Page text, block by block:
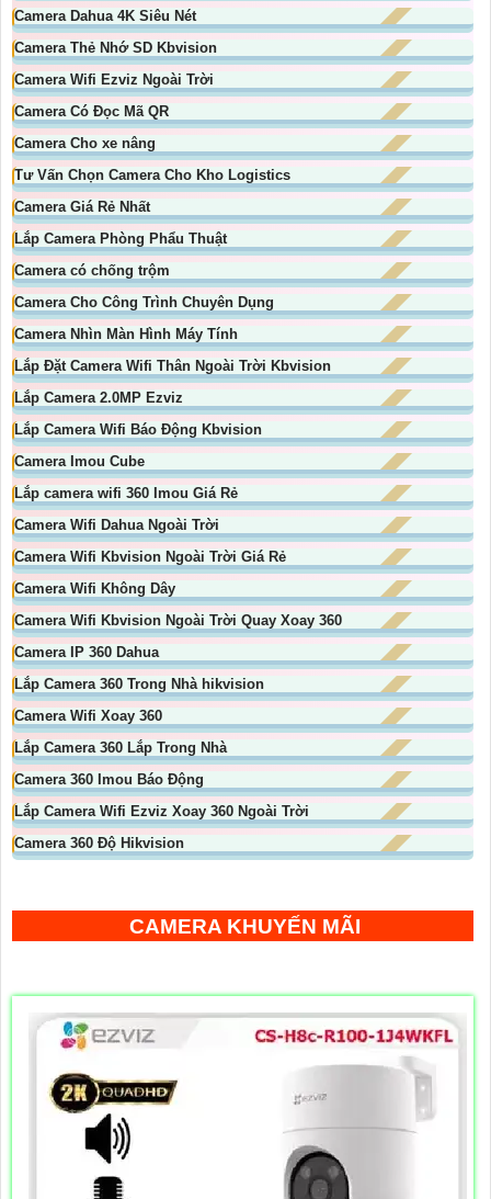
Camera Dahua 4K Siêu Nét
Camera Thẻ Nhớ SD Kbvision
Camera Wifi Ezviz Ngoài Trời
Camera Có Đọc Mã QR
Camera Cho xe nâng
Tư Vấn Chọn Camera Cho Kho Logistics
Camera Giá Rẻ Nhất
Lắp Camera Phòng Phẩu Thuật
Camera có chống trộm
Camera Cho Công Trình Chuyên Dụng
Camera Nhìn Màn Hình Máy Tính
Lắp Đặt Camera Wifi Thân Ngoài Trời Kbvision
Lắp Camera 2.0MP Ezviz
Lắp Camera Wifi Báo Động Kbvision
Camera Imou Cube
Lắp camera wifi 360 Imou Giá Rẻ
Camera Wifi Dahua Ngoài Trời
Camera Wifi Kbvision Ngoài Trời Giá Rẻ
Camera Wifi Không Dây
Camera Wifi Kbvision Ngoài Trời Quay Xoay 360
Camera IP 360 Dahua
Lắp Camera 360 Trong Nhà hikvision
Camera Wifi Xoay 360
Lắp Camera 360 Lắp Trong Nhà
Camera 360 Imou Báo Động
Lắp Camera Wifi Ezviz Xoay 360 Ngoài Trời
Camera 360 Độ Hikvision
CAMERA KHUYẾN MÃI